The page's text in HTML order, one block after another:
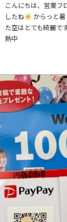
こんにちは、営業フ
したね
からっと
た空はとても綺麗で
熱中